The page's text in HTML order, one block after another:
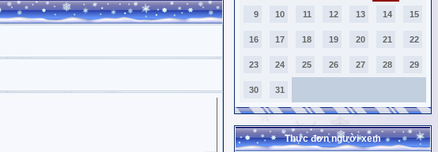
9 10 11 12 13 14 15
16 17 18 19 20 21 22
23 24 25 26 27 28 29
30 31
Thực đơn người xem